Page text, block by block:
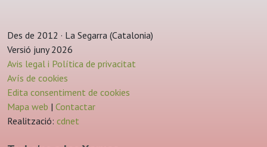
Des de 2012 · La Segarra (Catalonia)
Versió juny 2026
Avis legal i Política de privacitat
Avís de cookies
Edita consentiment de cookies
Mapa web | Contactar
Realització: cdnet